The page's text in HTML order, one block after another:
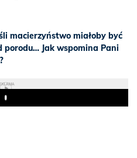
macierzyństwo miałoby być
porodu… Jak wspomina Pani
Play